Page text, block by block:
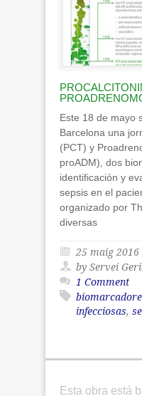
Este 18 de mayo
Barcelona una
(PCT) y
proADM), dos
identificación y
sepsis en el
organizado por
diversas
25 maig 2016
by Servei
1 Comment
infecciosas,
Esta obra está